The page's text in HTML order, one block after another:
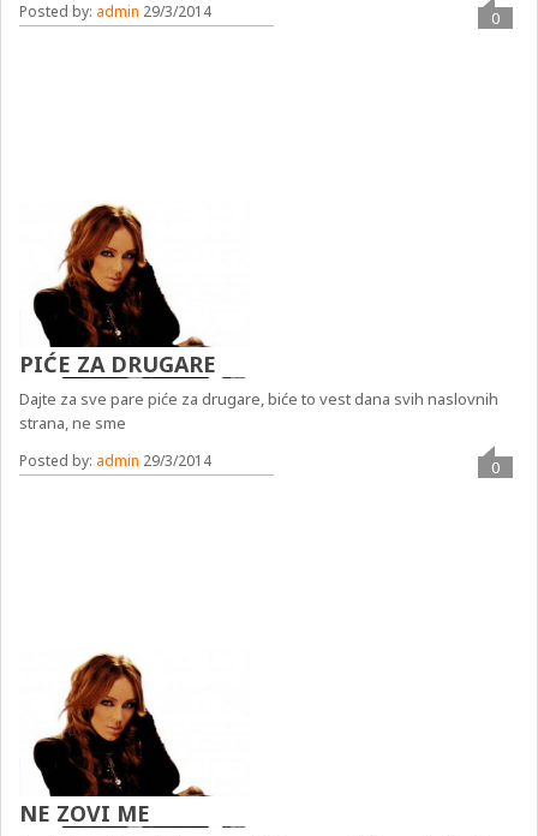
Posted by: admin 29/3/2014 0
PIĆE ZA DRUGARE
Dajte za sve pare piće za drugare, biće to vest dana svih naslovnih
strana, ne sme
Posted by: admin 29/3/2014 0
NE ZOVI ME